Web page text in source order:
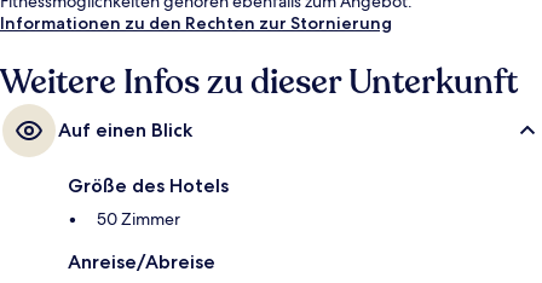
Informationen zu den Rechten zur Stornierung
Weitere Infos zu dieser Unterkunft
Auf einen Blick
Größe des Hotels
50 Zimmer
Anreise/Abreise